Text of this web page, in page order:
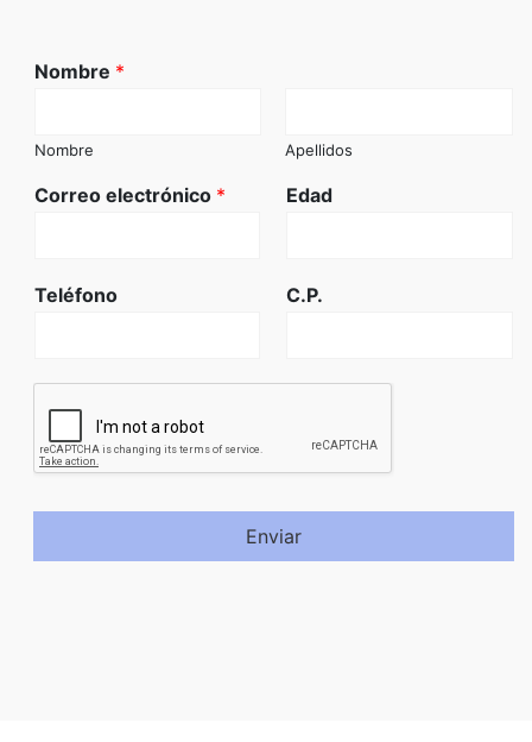
Nombre *
Nombre Apellidos
Correo electrónico * Edad
Teléfono C.P.
Enviar